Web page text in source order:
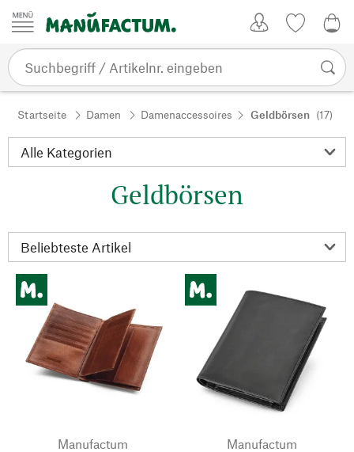
Zum Inhalt springen
Startseite Damen Damenaccessoires Geldbörsen (17)
Geldbörsen
Manufactum
Manufactum